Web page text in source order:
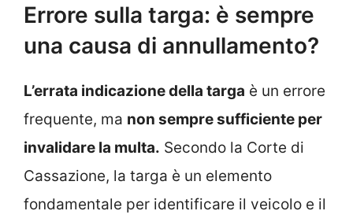
Errore sulla targa: è sempre
una causa di annullamento?
L’errata indicazione della targa è un errore
frequente, ma non sempre sufficiente per
invalidare la multa. Secondo la Corte di
Cassazione, la targa è un elemento
fondamentale per identificare il veicolo e il